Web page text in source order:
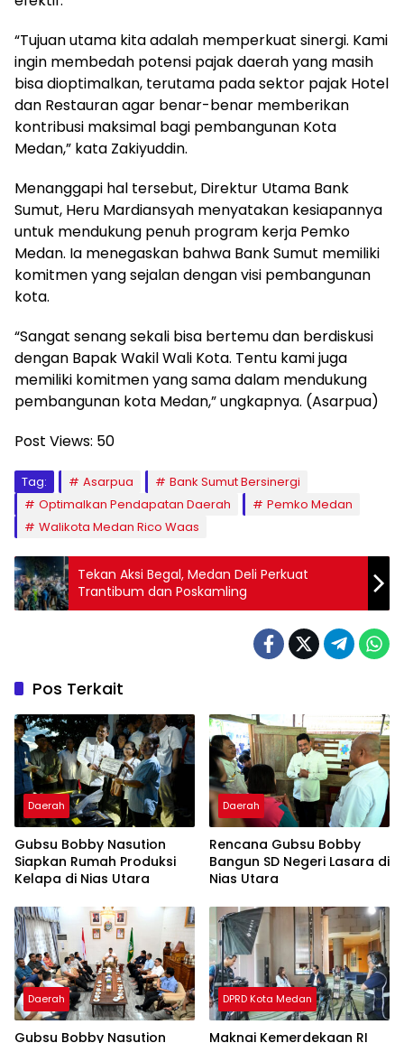
“Tujuan utama kita adalah memperkuat sinergi. Kami
ingin membedah potensi pajak daerah yang masih
bisa dioptimalkan, terutama pada sektor pajak Hotel
dan Restauran agar benar-benar memberikan
kontribusi maksimal bagi pembangunan Kota
Medan,” kata Zakiyuddin.
Menanggapi hal tersebut, Direktur Utama Bank
Sumut, Heru Mardiansyah menyatakan kesiapannya
untuk mendukung penuh program kerja Pemko
Medan. Ia menegaskan bahwa Bank Sumut memiliki
komitmen yang sejalan dengan visi pembangunan
kota.
“Sangat senang sekali bisa bertemu dan berdiskusi
dengan Bapak Wakil Wali Kota. Tentu kami juga
memiliki komitmen yang sama dalam mendukung
pembangunan kota Medan,” ungkapnya. (Asarpua)
Post Views: 50
Tag: Asarpua
Bank Sumut Bersinergi
Optimalkan Pendapatan Daerah
Pemko Medan
Walikota Medan Rico Waas
Tekan Aksi Begal, Medan Deli Perkuat
Trantibum dan Poskamling
Pos Terkait
Daerah
Gubsu Bobby Nasution
Siapkan Rumah Produksi
Kelapa di Nias Utara
Daerah
Rencana Gubsu Bobby
Bangun SD Negeri Lasara di
Nias Utara
Daerah
Gubsu Bobby Nasution
DPRD Kota Medan
Maknai Kemerdekaan RI